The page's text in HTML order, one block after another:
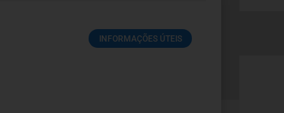
INFORMAÇÕES ÚTEIS